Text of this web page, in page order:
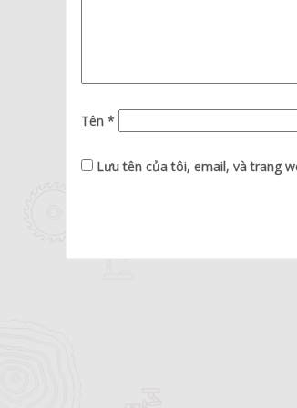
Tên *
Lưu tên của tôi, email, và trang